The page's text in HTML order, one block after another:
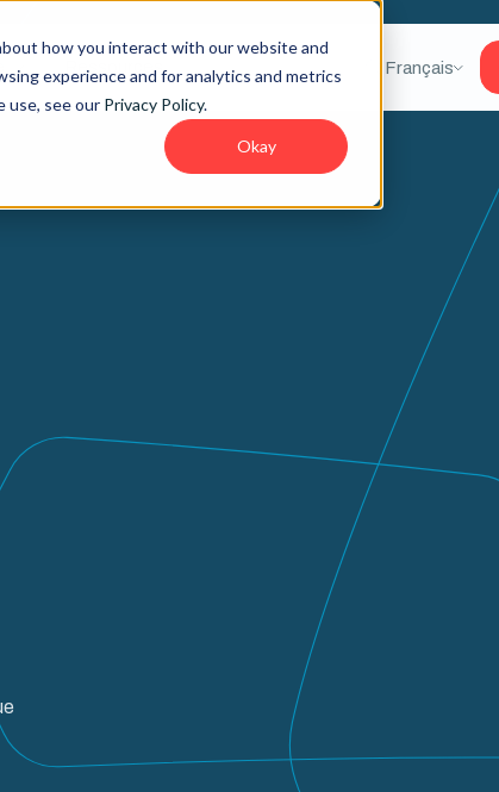
how you interact with our website and
experience and for analytics and metrics
use, see our Privacy Policy.
Okay
Ressources Français